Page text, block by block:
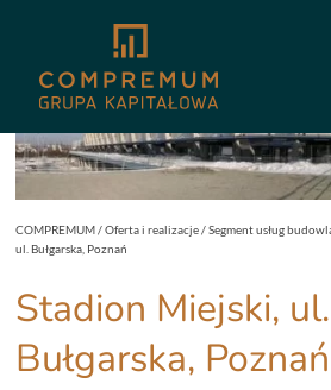
COMPREMUM/Oferta i realizacje/Segment usług
ul. Bułgarska, Poznań
Stadion Miejski, ul.
Bułgarska, Poznań